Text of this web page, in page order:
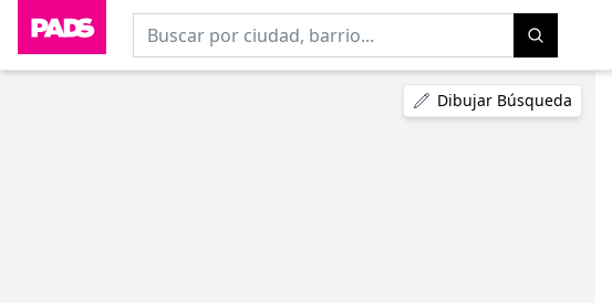
Dibujar Búsqueda